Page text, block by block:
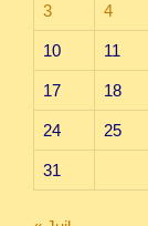
3 4
10 11
17 18
24 25
31